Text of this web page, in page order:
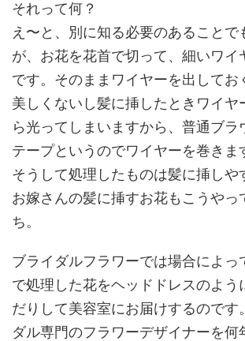
それって何？
え〜と、別に知る必要のあることで
が、お花を花首で切って、細いワイ
です。そのままワイヤーを出してお
美しくないし髪に挿したときワイヤ
ら光ってしまいますから、普通ブラ
テープというのでワイヤーを巻きま
そうして処理したものは髪に挿しや
お嫁さんの髪に挿すお花もこうやっ
ち。
ブライダルフラワーでは場合によっ
で処理した花をヘッドドレスのよう
だりして美容室にお届けするのです
ダル専門のフラワーデザイナーを何